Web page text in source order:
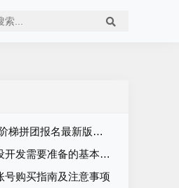
团报名最新版本源码程序
发需要准备的基本资料
号购买指南及注意事项